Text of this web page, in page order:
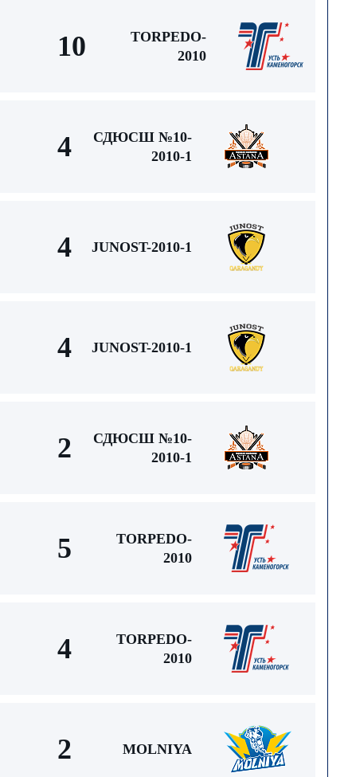
10
TORPEDO-
2010
4
СДЮСШ №10-
2010-1
4 JUNOST-2010-1
4 JUNOST-2010-1
2
СДЮСШ №10-
2010-1
5
TORPEDO-
2010
4
TORPEDO-
2010
2 MOLNIYA